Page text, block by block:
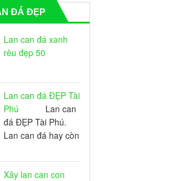
ĐÁ ĐẸP
Lan can đá xanh
rêu đẹp 50
Lan can đá ĐẸP Tài
Phú Lan can
đá ĐẸP Tài Phú.
Lan can đá hay còn
Xây lan can con